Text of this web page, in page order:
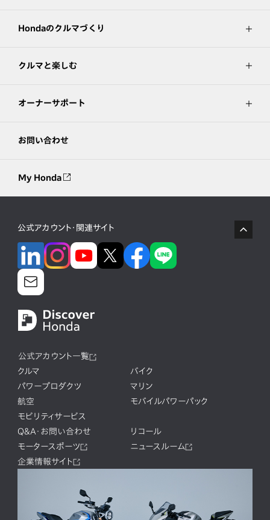
Hondaのクルマづくり
クルマと楽しむ
オーナーサポート
お問い合わせ
My Honda
公式アカウント・関連サイト
公式アカウント一覧
クルマ
バイク
パワープロダクツ
マリン
航空
モバイルパワーパック
モビリティサービス
Q&A・お問い合わせ
リコール
モータースポーツ
ニュースルーム
企業情報サイト